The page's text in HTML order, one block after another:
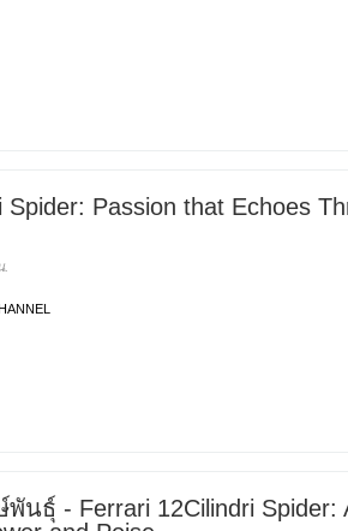
Spider: Passion that Echoes
.
นธุ์ - Ferrari 12Cilindri Spider: